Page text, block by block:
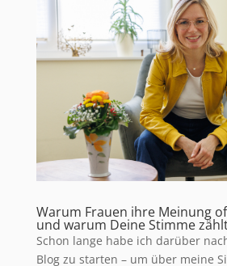
Warum Frauen ihre Meinung
und warum Deine Stimme
Schon lange habe ich darüber
Blog zu starten – um über meine